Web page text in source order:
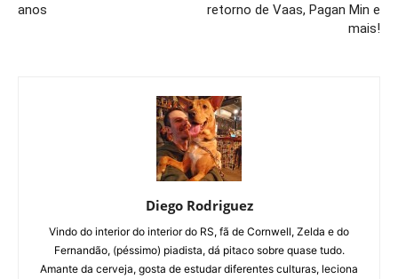
anos
retorno de Vaas, Pagan Min e
mais!
Diego Rodriguez
Vindo do interior do interior do RS, fã de Cornwell, Zelda e do
Fernandão, (péssimo) piadista, dá pitaco sobre quase tudo.
Amante da cerveja, gosta de estudar diferentes culturas, leciona